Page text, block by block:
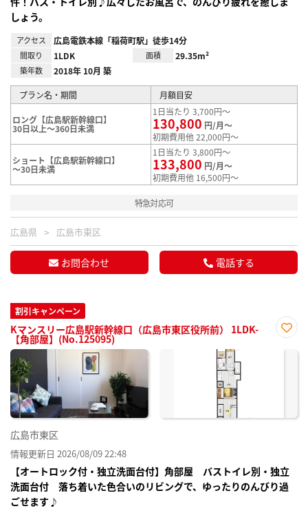
しょう。
アクセス 広島電鉄本線「稲荷町駅」徒歩14分
間取り 1LDK 面積 29.35m²
築年数 2018年 10月 築
プラン名・期間 月額目安
ロング【広島駅新幹線口】
30日以上～360日未満
1日当たり 3,700円～
130,800 円/月～
初期費用他 22,000円～
ショート【広島駅新幹線口】
～30日未満
1日当たり 3,800円～
133,800 円/月～
初期費用他 16,500円～
特急対応可
広島県 広島市東区
お問合わせ 電話する
割引キャンペーン
Kマンスリー広島駅新幹線口（広島市東区役所前） 1LDK-
【角部屋】(No.125095)
に入
広島市東区
情報更新日 2026/08/09 22:48
【オートロック付・独立洗面台付】角部屋 バストイレ別・独立
洗面台付 落ち着いた色合いのリビングで、ゆったりのんびり過
ごせます♪